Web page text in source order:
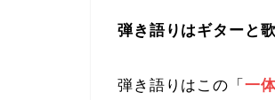
弾き語りはギターと
弾き語りはこの「 一